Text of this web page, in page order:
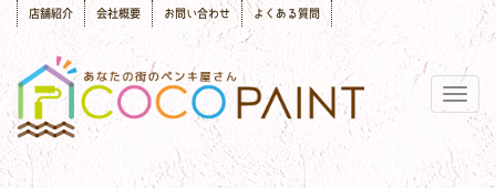
店舗紹介 会社概要 お問い合わせ よくある質問